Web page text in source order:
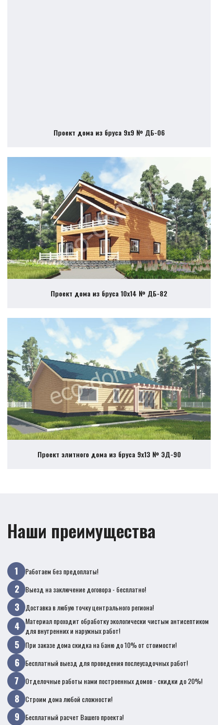
Проект дома из бруса 9х9 № ДБ-06
Проект дома из бруса 10х14 № ДБ-82
Проект элитного дома из бруса 9х13 № ЭД-90
Наши преимущества
Работаем без предоплаты!
Выезд на заключение договора - бесплатно!
Доставка в любую точку центрального региона!
Материал проходит обработку экологически чистым антисептиком
для внутренних и наружных работ!
При заказе дома скидка на баню до 10% от стоимости!
Бесплатный выезд для проведения послеусадочных работ!
Отделочные работы нами построенных домов - скидки до 20%!
Строим дома любой сложности!
Бесплатный расчет Вашего проекта!